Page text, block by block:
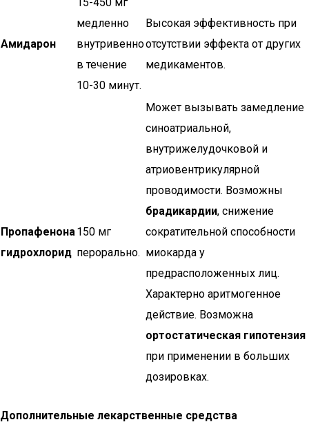
Амидарон
медленно
внутривенно
в течение
10-30 минут.
Высокая эффективность при
отсутствии эффекта от других
медикаментов.
Пропафенона
гидрохлорид
150 мг
перорально.
Может вызывать замедление
синоатриальной,
внутрижелудочковой и
атриовентрикулярной
проводимости. Возможны
брадикардии, снижение
сократительной способности
миокарда у
предрасположенных лиц.
Характерно аритмогенное
действие. Возможна
ортостатическая гипотензия
при применении в больших
дозировках.
Дополнительные лекарственные средства